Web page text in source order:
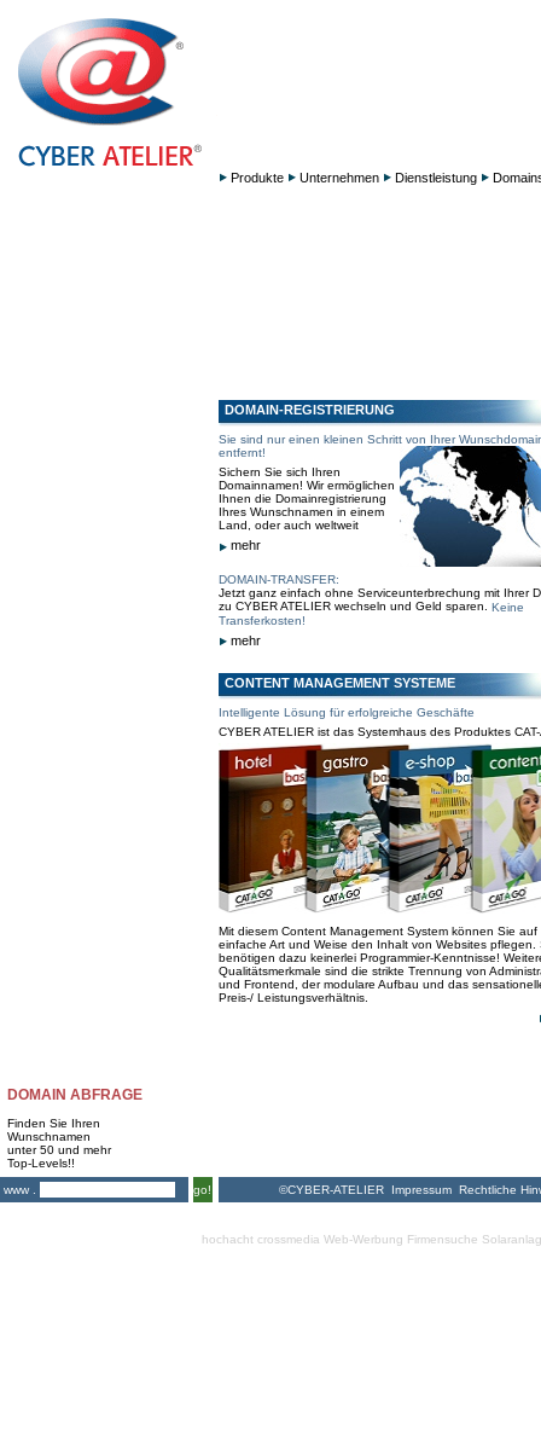
DOMAIN ABFRAGE
Finden Sie Ihren
Wunschnamen
unter 50 und mehr
Top-Levels!!
www .
go!
Produkte Unternehmen Dienstleistung
DOMAIN-REGISTRIERUNG
Sie sind nur einen kleinen Schritt von Ihrer
entfernt!
Sichern Sie sich Ihren
Domainnamen! Wir ermöglichen
Ihnen die Domainregistrierung
Ihres Wunschnamen in einem
Land, oder auch weltweit
mehr
DOMAIN-TRANSFER:
Jetzt ganz einfach ohne Serviceunterbrechung mit Ihrer
zu CYBER ATELIER wechseln und Geld sparen. Keine
Transferkosten!
mehr
CONTENT MANAGEMENT SYSTEME
Intelligente Lösung für erfolgreiche Geschäfte
CYBER ATELIER ist das Systemhaus des Produktes
Mit diesem Content Management System können Sie auf
einfache Art und Weise den Inhalt von Websites pflegen.
benötigen dazu keinerlei Programmier-Kenntnisse!
Qualitätsmerkmale sind die strikte Trennung von
und Frontend, der modulare Aufbau und das
Preis-/ Leistungsverhältnis.
©CYBER-ATELIER Impressum Rechtliche
hochacht crossmedia Web-Werbung Firmensuche